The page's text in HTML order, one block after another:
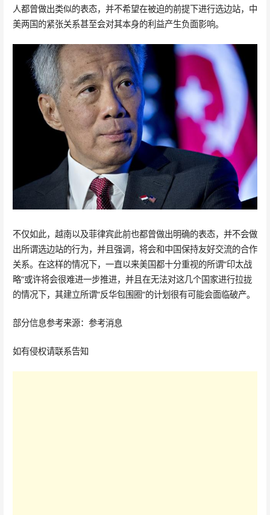
人都曾做出类似的表态，并不希望在被迫的前提下进行选边站，中
美两国的紧张关系甚至会对其本身的利益产生负面影响。
不仅如此，越南以及菲律宾此前也都曾做出明确的表态，并不会做
出所谓选边站的行为，并且强调，将会和中国保持友好交流的合作
关系。在这样的情况下，一直以来美国都十分重视的所谓“印太战
略”或许将会很难进一步推进，并且在无法对这几个国家进行拉拢
的情况下，其建立所谓“反华包围圈“的计划很有可能会面临破产。
部分信息参考来源：参考消息
如有侵权请联系告知